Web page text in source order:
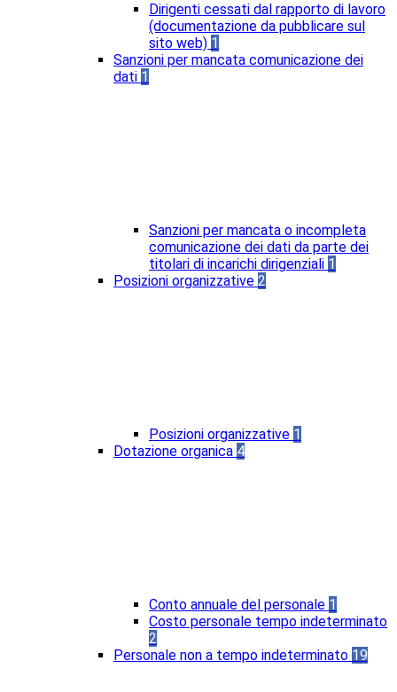
Dirigenti cessati dal rapporto di lavoro
(documentazione da pubblicare sul
sito web) 1
Sanzioni per mancata comunicazione dei
dati 1
Sanzioni per mancata o incompleta
comunicazione dei dati da parte dei
titolari di incarichi dirigenziali 1
Posizioni organizzative 2
Posizioni organizzative 1
Dotazione organica 4
Conto annuale del personale 1
Costo personale tempo indeterminato
2
Personale non a tempo indeterminato 19